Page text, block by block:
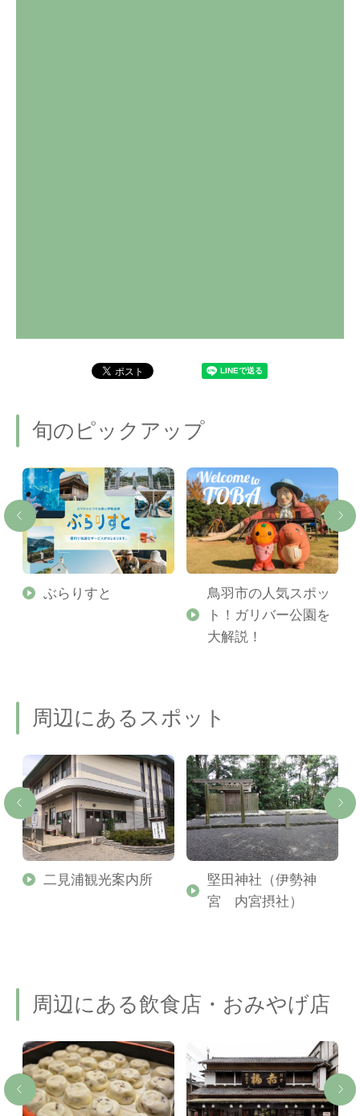
旬のピックアップ
ぶらりすと
鳥羽市の人気スポッ
ト！ガリバー公園を
大解説！
周辺にあるスポット
二見浦観光案内所
堅田神社（伊勢神
宮 内宮摂社）
周辺にある飲食店・おみやげ店